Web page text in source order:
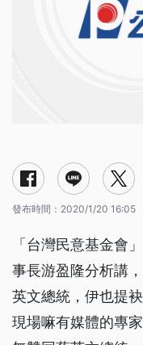
發布時間： 2020/1/20 16:05
「台灣民意基金會
事長游盈隆分析講
英文總統，伊也提
現場嘛有媒體的專